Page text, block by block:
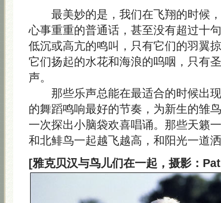
最美妙的是，我们在飞翔的时候，
心事重重的普通话，甚至没有超过十
低沉或高亢的鸣叫，只有它们的羽翼
它们扬起的水花和海浪的呜咽，只有
声。
那些乐声总能在最适合的时候出现
的舞蹈鸣响最好的节奏，为新生的雏
一次探出小脑袋欢喜唱诵。那些天籁
和北鲱鸟一起越飞越高，和阳光一道
[雅克贝汉与鸟儿们在一起，摄影：